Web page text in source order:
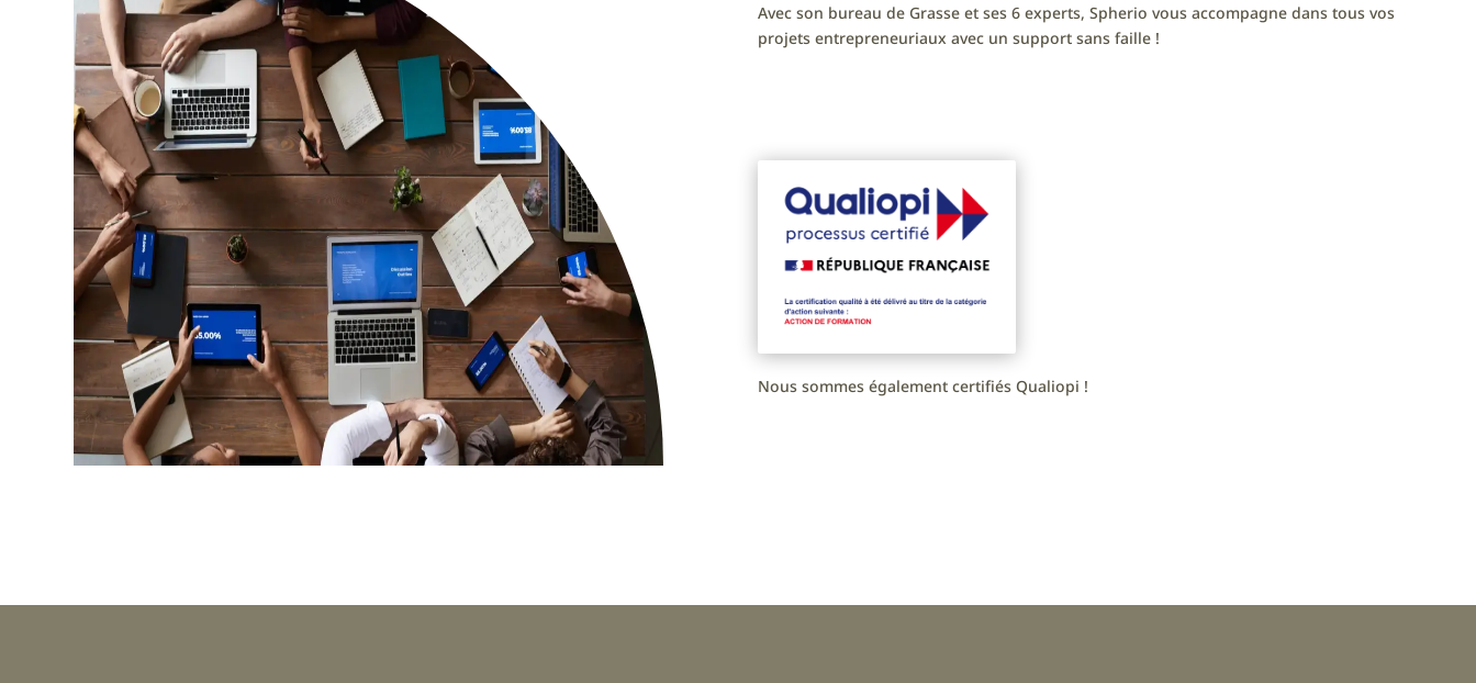
Avec son bureau de Grasse et ses 6 experts, Spherio vous accompagne dans tous vos
projets entrepreneuriaux avec un support sans faille !
Nous sommes également certifiés Qualiopi !